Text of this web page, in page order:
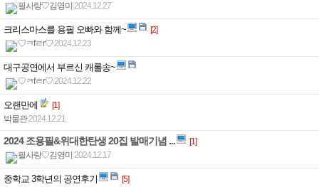
필사랑♡김영미 2024.12.27
크리스마스를 용필 오빠와 함께~ [2]
♡ㅋfㄹr♡2024.12.23
대구공연에서 부르신 캐롤송~
♡ㅋfㄹr♡2024.12.22
오랜만에 [1]
박물관|2024.12.21
2024 조용필&위대한탄생 20집 발매기념 ... [1]
필사랑♡김영미 2024.12.17
중학교 3학년의 공연후기 [5]